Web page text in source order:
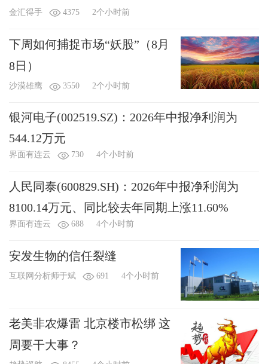
金汇得手 4375 2个小时前
下周如何捕捉市场“妖股”（8月
8日）
沙漠雄鹰 3550 2个小时前
银河电子(002519.SZ)：2026年中报净利润为
544.12万元
界面有连云 730 4个小时前
人民同泰(600829.SH)：2026年中报净利润为
8100.14万元、同比较去年同期上涨11.60%
界面有连云 688 4个小时前
安发生物的信任裂缝
互联网分析师于斌 691 4个小时前
老美非农爆雷 北京楼市松绑 这
周要干大事？